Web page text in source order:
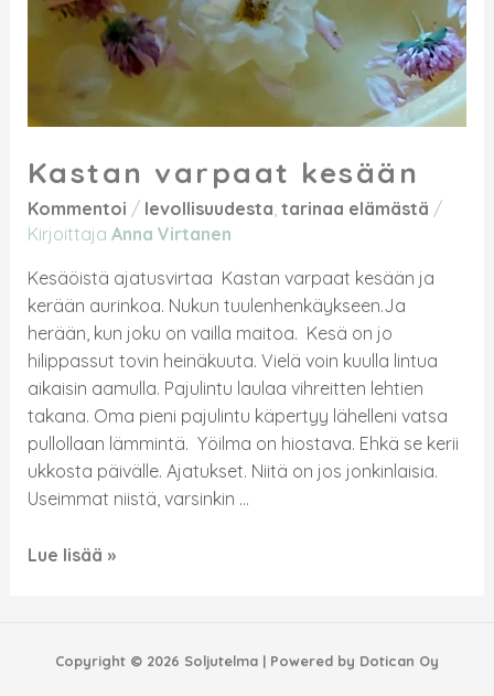
Kastan varpaat kesään
Kommentoi / levollisuudesta, tarinaa elämästä /
Kirjoittaja Anna Virtanen
Kesäöistä ajatusvirtaa Kastan varpaat kesään ja
kerään aurinkoa. Nukun tuulenhenkäykseen.Ja
herään, kun joku on vailla maitoa. Kesä on jo
hilippassut tovin heinäkuuta. Vielä voin kuulla lintua
aikaisin aamulla. Pajulintu laulaa vihreitten lehtien
takana. Oma pieni pajulintu käpertyy lähelleni vatsa
pullollaan lämmintä. Yöilma on hiostava. Ehkä se kerii
ukkosta päivälle. Ajatukset. Niitä on jos jonkinlaisia.
Useimmat niistä, varsinkin …
Lue lisää »
Copyright © 2026 Soljutelma | Powered by Dotican Oy